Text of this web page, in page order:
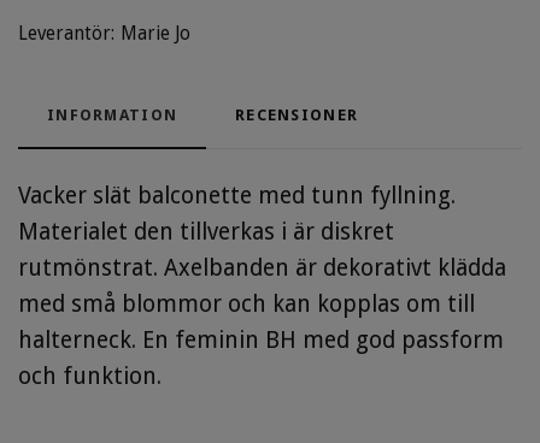
Leverantör: Marie Jo
INFORMATION RECENSIONER
Vacker slät balconette med tunn fyllning.
Materialet den tillverkas i är diskret
rutmönstrat. Axelbanden är dekorativt klädda
med små blommor och kan kopplas om till
halterneck. En feminin BH med god passform
och funktion.